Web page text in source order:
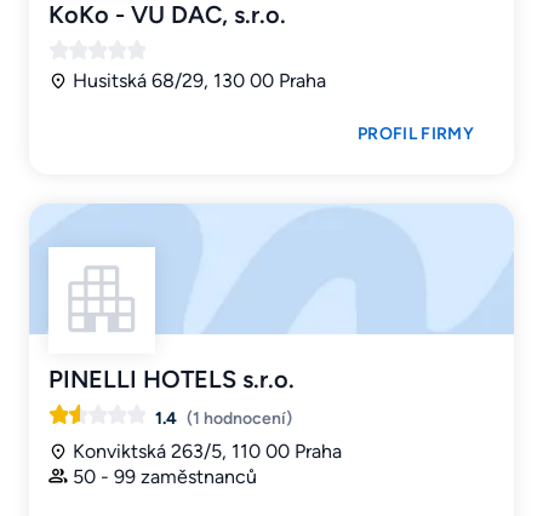
KoKo - VU DAC, s.r.o.
Husitská 68/29, 130 00 Praha
PROFIL FIRMY
PINELLI HOTELS s.r.o.
1.4 (1 hodnocení)
Konviktská 263/5, 110 00 Praha
50 - 99 zaměstnanců